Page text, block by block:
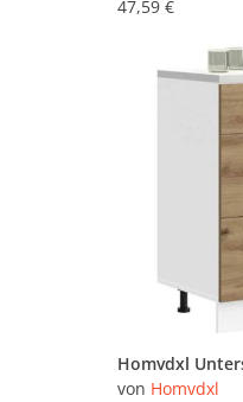
47,59 €
von Homvdxl